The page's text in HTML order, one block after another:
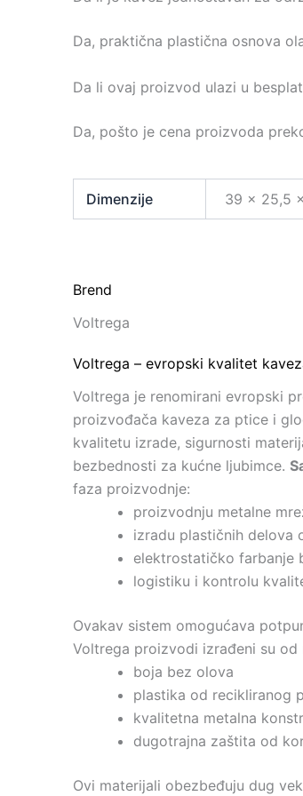
Da, praktična plastična osnova
Da li ovaj proizvod ulazi u
Da, pošto je cena proizvoda
Dimenzije 39 × 25,5
Brend
Voltrega
Voltrega – evropski kvalitet
Voltrega je renomirani evropski
proizvođača kaveza za ptice i
kvalitetu izrade, sigurnosti
bezbednosti za kućne ljubimce.
faza proizvodnje:
proizvodnju metalne
izradu plastičnih delova
elektrostatičko farbanje
logistiku i kontrolu
Ovakav sistem omogućava
Voltrega proizvodi izrađeni su
boja bez olova
plastika od recikliranog
kvalitetna metalna
dugotrajna zaštita od
Ovi materijali obezbeđuju dug